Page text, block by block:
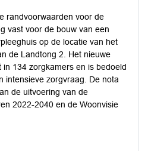
randvoorwaarden voor de
vast voor de bouw van een
op de locatie van het
de Landtong 2. Het nieuwe
in 134 zorgkamers en is bedoeld
intensieve zorgvraag. De nota
de uitvoering van de
2022-2040 en de Woonvisie